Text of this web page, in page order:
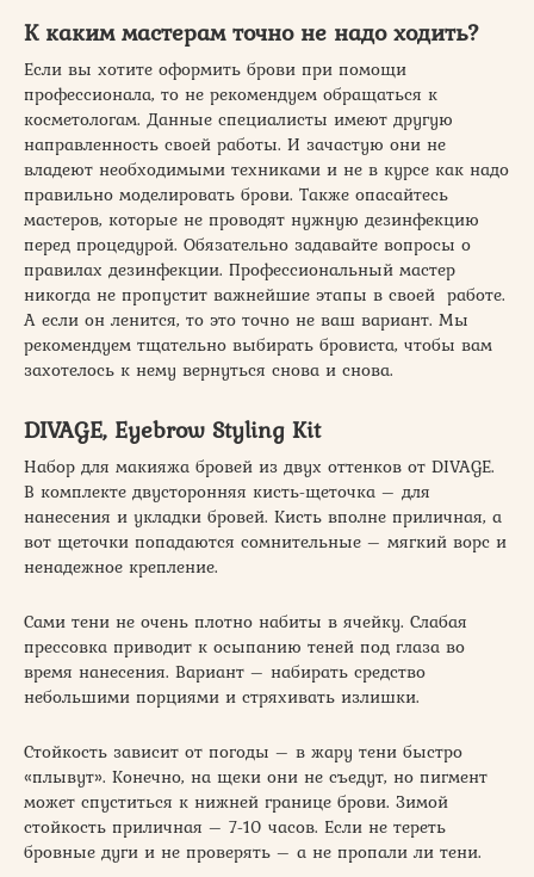
К каким мастерам точно не надо ходить?
Если вы хотите оформить брови при помощи
профессионала, то не рекомендуем обращаться к
косметологам. Данные специалисты имеют другую
направленность своей работы. И зачастую они не
владеют необходимыми техниками и не в курсе как надо
правильно моделировать брови. Также опасайтесь
мастеров, которые не проводят нужную дезинфекцию
перед процедурой. Обязательно задавайте вопросы о
правилах дезинфекции. Профессиональный мастер
никогда не пропустит важнейшие этапы в своей работе.
А если он ленится, то это точно не ваш вариант. Мы
рекомендуем тщательно выбирать бровиста, чтобы вам
захотелось к нему вернуться снова и снова.
DIVAGE, Eyebrow Styling Kit
Набор для макияжа бровей из двух оттенков от DIVAGE.
В комплекте двусторонняя кисть-щеточка – для
нанесения и укладки бровей. Кисть вполне приличная, а
вот щеточки попадаются сомнительные – мягкий ворс и
ненадежное крепление.
Сами тени не очень плотно набиты в ячейку. Слабая
прессовка приводит к осыпанию теней под глаза во
время нанесения. Вариант – набирать средство
небольшими порциями и стряхивать излишки.
Стойкость зависит от погоды – в жару тени быстро
«плывут». Конечно, на щеки они не съедут, но пигмент
может спуститься к нижней границе брови. Зимой
стойкость приличная – 7-10 часов. Если не тереть
бровные дуги и не проверять – а не пропали ли тени.